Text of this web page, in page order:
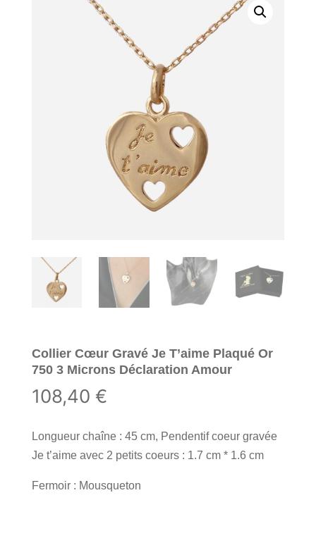
Collier Cœur Gravé Je T’aime Plaqué Or
750 3 Microns Déclaration Amour
108,40 €
Longueur chaîne : 45 cm, Pendentif coeur gravée
Je t’aime avec 2 petits coeurs : 1.7 cm * 1.6 cm
Fermoir : Mousqueton